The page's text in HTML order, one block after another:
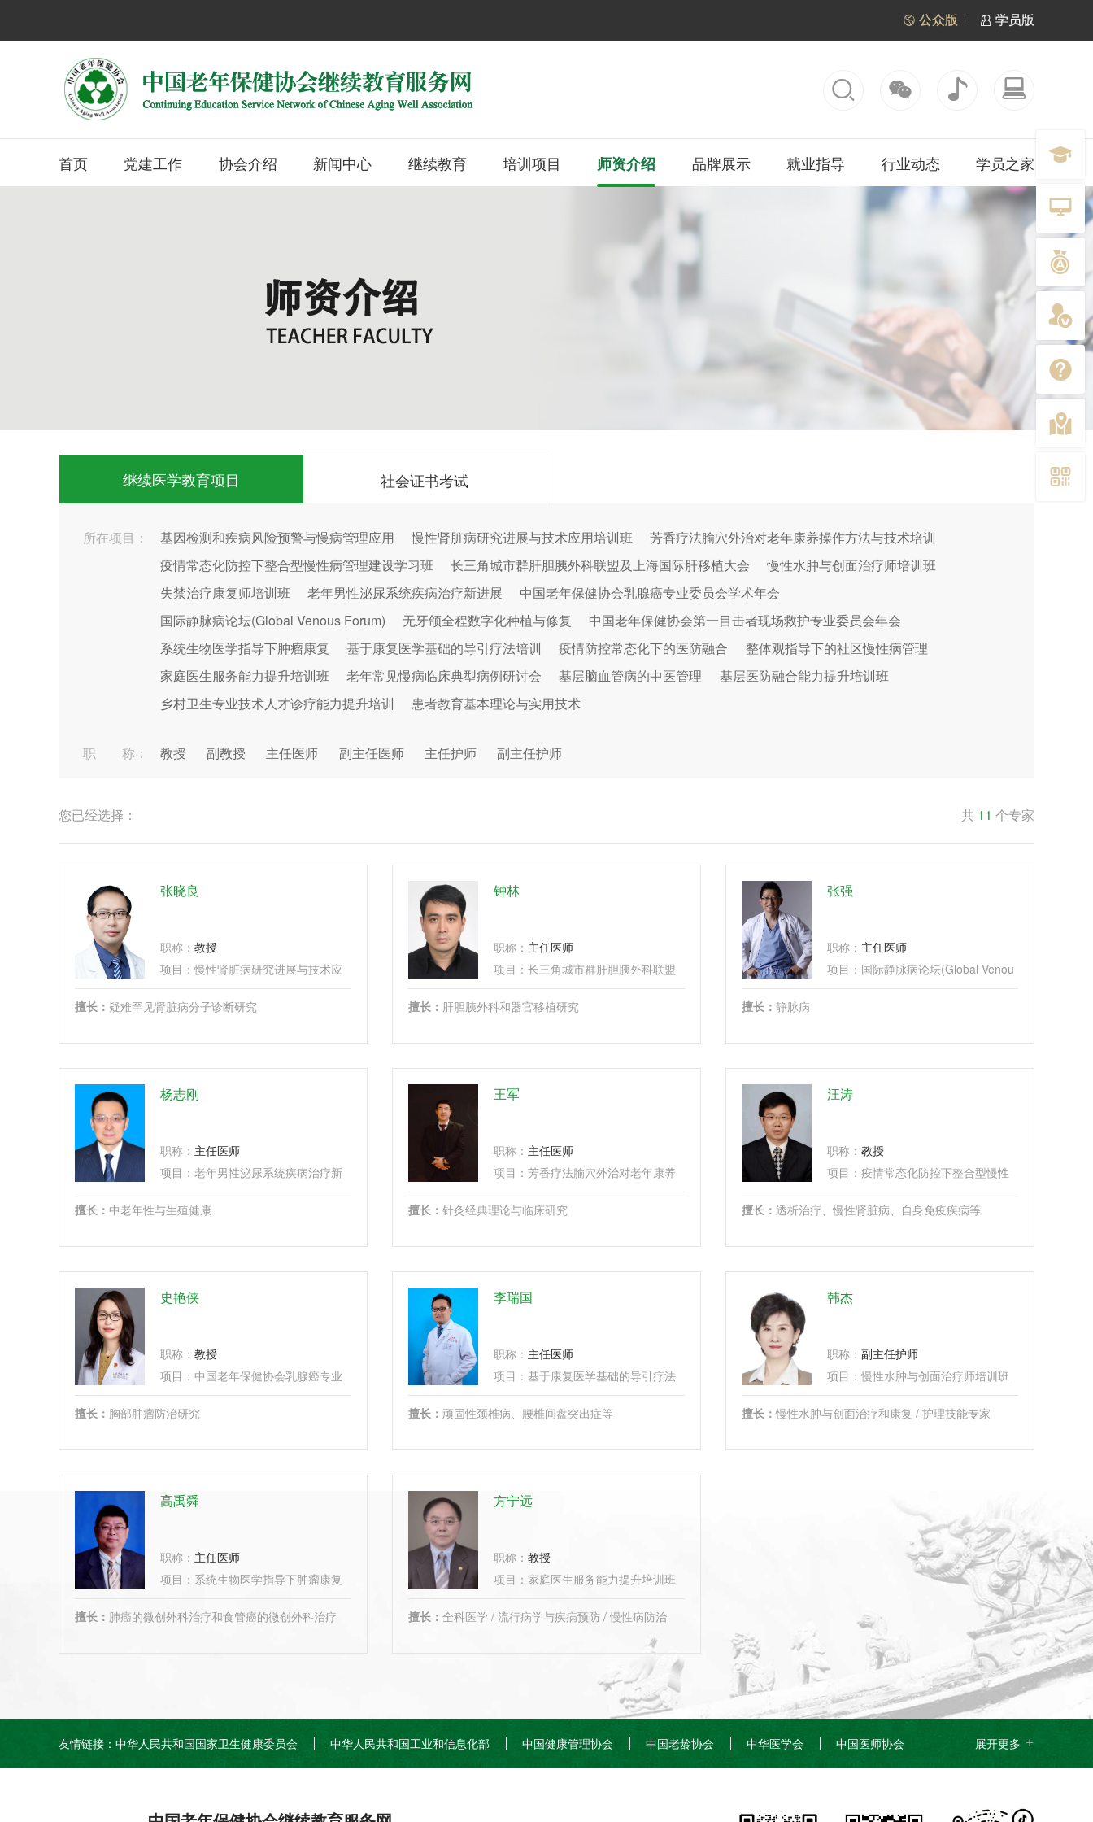
 公众版  学员版




首页 党建工作 协会介绍 新闻中心 继续教育 培训项目 师资介绍 品牌展示 就业指导 行业动态 学员之家
继续医学教育项目 社会证书考试
所在项目： 基因检测和疾病风险预警与慢病管理应用 慢性肾脏病研究进展与技术应用培训班
芳香疗法腧穴外治对老年康养操作方法与技术培训
疫情常态化防控下整合型慢性病管理建设学习班
长三角城市群肝胆胰外科联盟及上海国际肝移植大会
慢性水肿与创面治疗师培训班
失禁治疗康复师培训班
老年男性泌尿系统疾病治疗新进展
中国老年保健协会乳腺癌专业委员会学术年会
国际静脉病论坛(Global Venous Forum)
无牙颌全程数字化种植与修复
中国老年保健协会第一目击者现场救护专业委员会年会
系统生物医学指导下肿瘤康复
基于康复医学基础的导引疗法培训 疫情防控常态化下的医防融合
整体观指导下的社区慢性病管理
家庭医生服务能力提升培训班
老年常见慢病临床典型病例研讨会 基层脑血管病的中医管理
基层医防融合能力提升培训班
乡村卫生专业技术人才诊疗能力提升培训
患者教育基本理论与实用技术
职 称： 教授 副教授 主任医师 副主任医师 主任护师 副主任护师
您已经选择： 共 11 个专家
张晓良
职称： 教授
项目： 慢性肾脏病研究进展与技术应用培训班、
擅长： 疑难罕见肾脏病分子诊断研究
钟林
职称： 主任医师
项目： 长三角城市群肝胆胰外科联盟及上海国际肝移植大会、 ...
擅长： 肝胆胰外科和器官移植研究
张强
职称： 主任医师
项目： 国际静脉病论坛(Global Venous Forum)、
擅长： 静脉病
杨志刚
职称： 主任医师
项目： 老年男性泌尿系统疾病治疗新进展、
擅长： 中老年性与生殖健康
王军
职称： 主任医师
项目： 芳香疗法腧穴外治对老年康养操作方法与技术培训、
擅长： 针灸经典理论与临床研究
汪涛
职称： 教授
项目： 疫情常态化防控下整合型慢性病管理建设学习班、
擅长： 透析治疗、慢性肾脏病、自身免疫疾病等
史艳侠
职称： 教授
项目： 中国老年保健协会乳腺癌专业委员会学术年会、 ...
擅长： 胸部肿瘤防治研究
李瑞国
职称： 主任医师
项目： 基于康复医学基础的导引疗法培训、
擅长： 顽固性颈椎病、腰椎间盘突出症等
韩杰
职称： 副主任护师
项目： 慢性水肿与创面治疗师培训班、
擅长： 慢性水肿与创面治疗和康复 / 护理技能专家
高禹舜
职称： 主任医师
项目： 系统生物医学指导下肿瘤康复、
擅长： 肺癌的微创外科治疗和食管癌的微创外科治疗
方宁远
职称： 教授
项目： 家庭医生服务能力提升培训班、
擅长： 全科医学 / 流行病学与疾病预防 / 慢性病防治
友情链接： 中华人民共和国国家卫生健康委员会 中华人民共和国工业和信息化部 中国健康管理协会 中国老龄协会 中华医学会 中国医师协会 展开更多 






